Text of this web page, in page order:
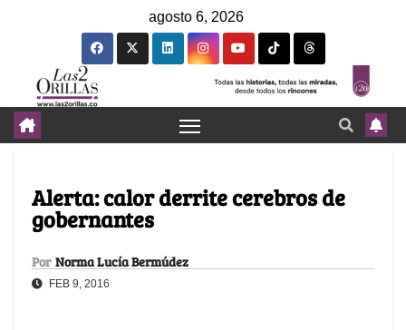
agosto 6, 2026
Alerta: calor derrite cerebros de
gobernantes
Por Norma Lucía Bermúdez
FEB 9, 2016